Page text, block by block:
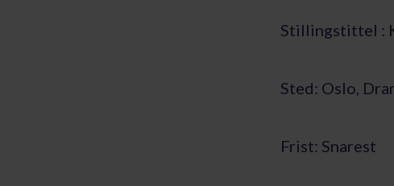
Stillingstittel :
Sted: Oslo,
Frist: Snarest